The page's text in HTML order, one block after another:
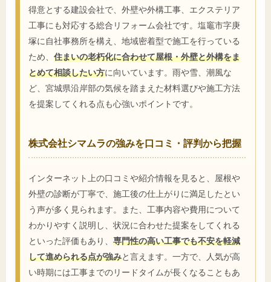
得意とする建設会社で、外壁や外構工事、エクステリア
工事にも対応する総合リフォーム会社です。塩竈市字庚
塚に自社事務所を構え、地域密着型で施工を行っている
ため、 住まいの老朽化に合わせて屋根・外壁と外構をま
とめて相談したい方に向いています。雨や雪、潮風な
ど、宮城県沿岸部の気候を踏まえた材料選びや施工方法
を提案してくれる点も心強いポイントです。
株式会社シマムラの強みを口コミ・評判から把握
インターネット上の口コミや紹介情報を見ると、屋根や
外壁の診断が丁寧で、施工後の仕上がりに満足したとい
う声が多く見られます。また、工事内容や費用について
わかりやすく説明し、状況に合わせた提案をしてくれる
といった評価もあり、 専門性の高い工事でも不安を軽減
して進められる点が強みと言えます。一方で、人気が高
い時期には工事までのリードタイムが長くなることもあ